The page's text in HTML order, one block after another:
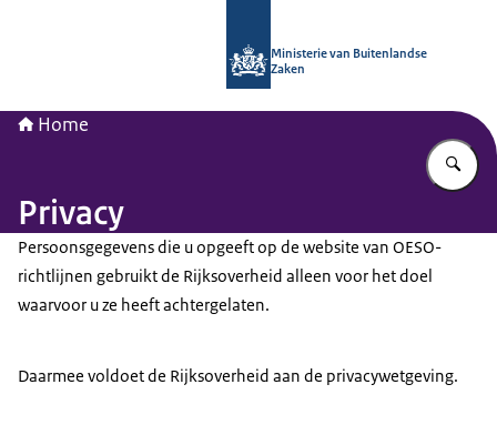
Ministerie van Buitenlandse
Zaken
Home
Privacy
Persoonsgegevens die u opgeeft op de website van OESO-
richtlijnen gebruikt de Rijksoverheid alleen voor het doel
waarvoor u ze heeft achtergelaten.
Daarmee voldoet de Rijksoverheid aan de privacywetgeving.